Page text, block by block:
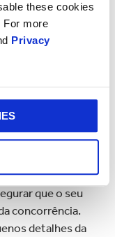
these cookies
For more
Privacy
para as suas
é uma
que o seu
concorrência.
detalhes da